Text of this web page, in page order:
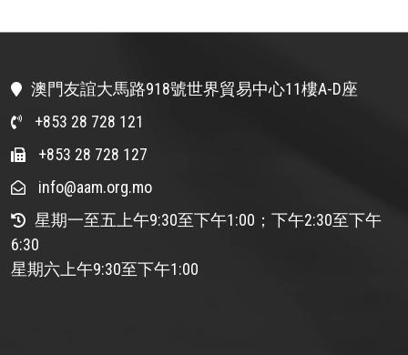
澳門友誼大馬路918號世界貿易中心11樓A-D座
+853 28 728 121
+853 28 728 127
info@aam.org.mo
星期一至五上午9:30至下午1:00；下午2:30至下午
6:30
星期六上午9:30至下午1:00